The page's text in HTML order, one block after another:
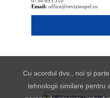
Email: office@revizieopel.ro
Cu acordul dvs., noi și
tehnologii similare pentru